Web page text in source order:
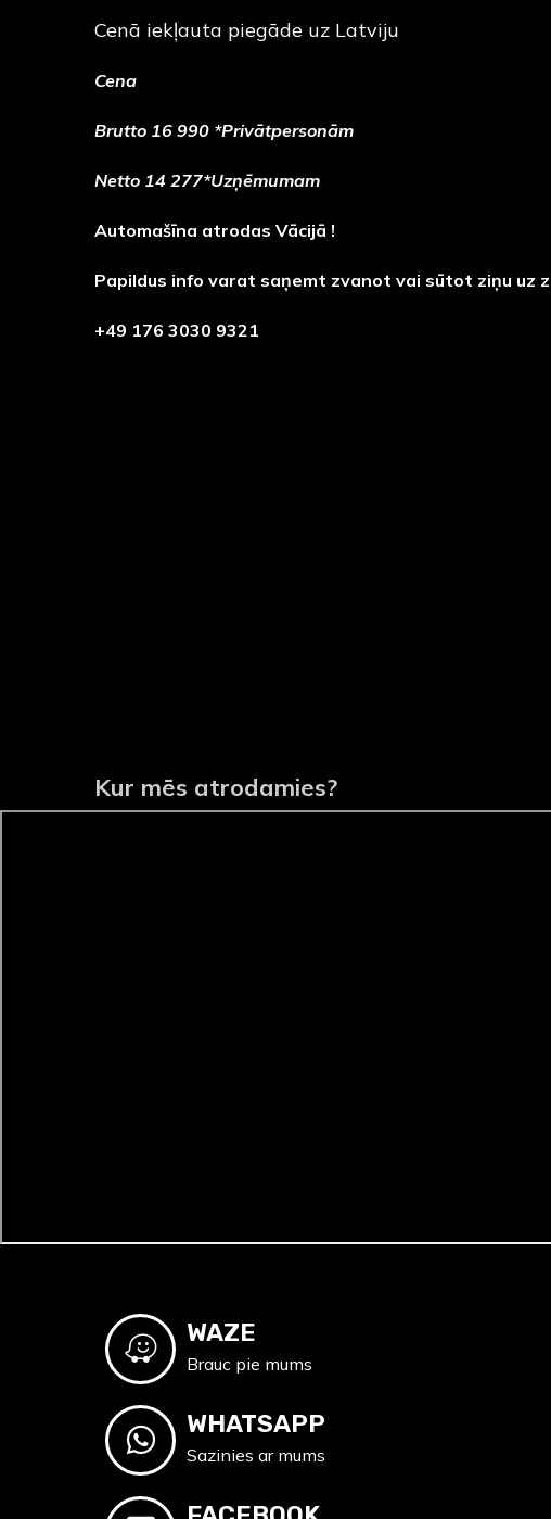
Cenā iekļauta piegāde uz Latviju
Cena
Brutto 16 990 *Privātpersonām
Netto 14 277*Uzņēmumam
Automašīna atrodas Vācijā !
Papildus info varat saņemt zvanot vai sūtot ziņu
+49 176 3030 9321
Kur mēs atrodamies?
WAZE
Brauc pie mums
WHATSAPP
Sazinies ar mums